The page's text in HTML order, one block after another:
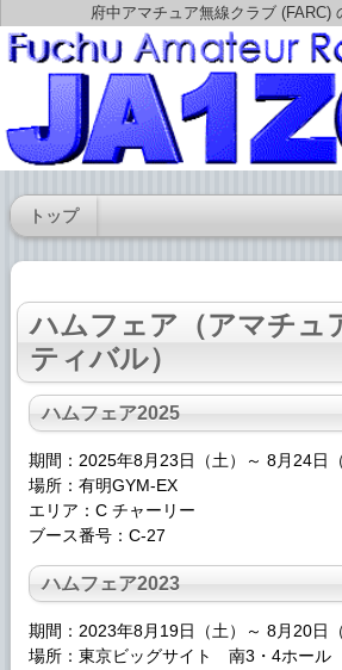
府中アマチュア無線クラブ (FARC)
トップ
ハムフェア （アマチュ
ティバル）
ハムフェア2025
期間：2025年8月23日（土）～ 8月24日（
場所：有明GYM-EX
エリア：C チャーリー
ブース番号：C-27
ハムフェア2023
期間：2023年8月19日（土）～ 8月20日（
場所：東京ビッグサイト 南3・4ホール